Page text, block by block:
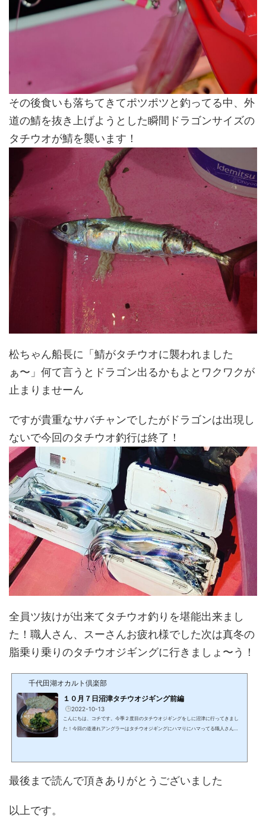
その後食いも落ちてきてポツポツと釣ってる中、外
道の鯖を抜き上げようとした瞬間ドラゴンサイズの
タチウオが鯖を襲います！
松ちゃん船長に「鯖がタチウオに襲われました
ぁ〜」何て言うとドラゴン出るかもよとワクワクが
止まりませーん
ですが貴重なサバチャンでしたがドラゴンは出現し
ないで今回のタチウオ釣行は終了！
全員ツ抜けが出来てタチウオ釣りを堪能出来まし
た！職人さん、スーさんお疲れ様でした次は真冬の
脂乗り乗りのタチウオジギングに行きましょ〜う！
千代田湖オカルト倶楽部
１０月７日沼津タチウオジギング前編
2022-10-13
こんにちは、コチです。今季２度目のタチウオジギングをしに沼津に行ってきまし
た！今回の道連れアングラーはタチウオジギングにハマりにハマってる職人さんと
が勢揃いで何とライスが無料でおかわり自由、大食漢の多い...
最後まで読んで頂きありがとうございました
以上です。